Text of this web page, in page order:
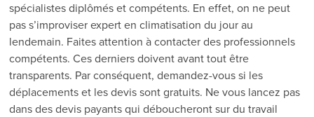
spécialistes diplômés et compétents. En effet, on ne peut
pas s’improviser expert en climatisation du jour au
lendemain. Faites attention à contacter des professionnels
compétents. Ces derniers doivent avant tout être
transparents. Par conséquent, demandez-vous si les
déplacements et les devis sont gratuits. Ne vous lancez pas
dans des devis payants qui déboucheront sur du travail